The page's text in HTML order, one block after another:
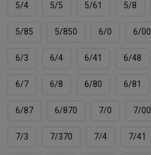
5/4 5/5 5/61 5/8
5/85 5/850 6/0 6/00
6/3 6/4 6/41 6/48
6/7 6/8 6/80 6/81
6/87 6/870 7/0 7/00
7/3 7/370 7/4 7/41